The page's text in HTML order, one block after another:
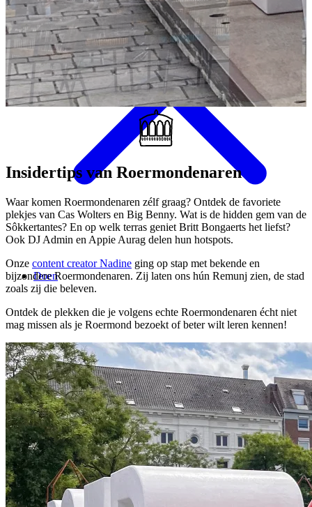
Doen
Insidertips van Roermondenaren
Waar komen Roermondenaren zélf graag? Ontdek de favoriete
plekjes van Cas Wolters en Big Benny. Wat is de hidden gem van de
Sôkkertantes? En op welk terras geniet Britt Bongaerts het liefst?
Ook DJ Admin en Appie Aurag delen hun hotspots.
Onze content creator Nadine ging op stap met bekende en
bijzondere Roermondenaren. Zij laten ons hún Remunj zien, de stad
zoals zij die beleven.
Ontdek de plekken die je volgens echte Roermondenaren écht niet
mag missen als je Roermond bezoekt of beter wilt leren kennen!